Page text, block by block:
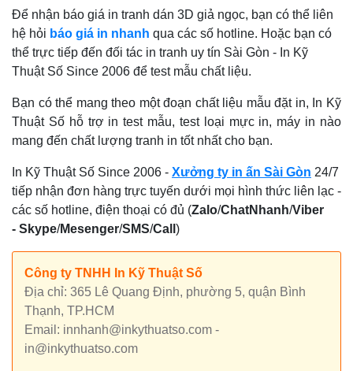
Để nhận báo giá in tranh dán 3D giả ngọc, bạn có thể liên
hệ hỏi báo giá in nhanh qua các số hotline. Hoặc bạn có
thể trực tiếp đến đối tác in tranh uy tín Sài Gòn - In Kỹ
Thuật Số Since 2006 để test mẫu chất liệu.
Bạn có thể mang theo một đoạn chất liệu mẫu đặt in, In Kỹ
Thuật Số hỗ trợ in test mẫu, test loại mực in, máy in nào
mang đến chất lượng tranh in tốt nhất cho bạn.
In Kỹ Thuật Số Since 2006 - Xưởng ty in ấn Sài Gòn 24/7
tiếp nhận đơn hàng trực tuyến dưới mọi hình thức liên lạc -
các số hotline, điện thoại có đủ (Zalo/ChatNhanh/Viber
- Skype/Mesenger/SMS/Call )
Công ty TNHH In Kỹ Thuật Số
Địa chỉ: 365 Lê Quang Định, phường 5, quận Bình
Thạnh, TP.HCM
Email: innhanh@inkythuatso.com -
in@inkythuatso.com